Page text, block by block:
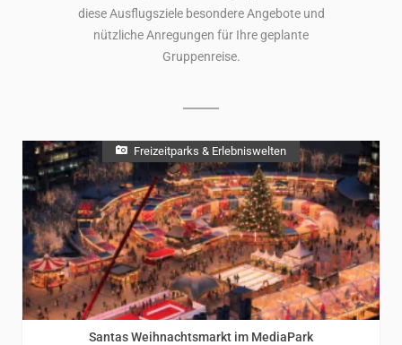
diese Ausflugsziele besondere Angebote und
nützliche Anregungen für Ihre geplante
Gruppenreise.
Freizeitparks & Erlebniswelten
Santas Weihnachtsmarkt im MediaPark